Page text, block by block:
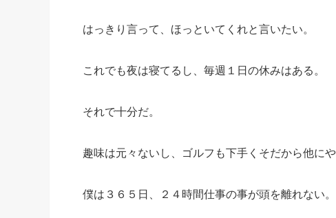
はっきり言って、ほっといてくれと言いたい。
これでも夜は寝てるし、毎週１日の休みはある。
それで十分だ。
趣味は元々ないし、ゴルフも下手くそだから他にや
僕は３６５日、２４時間仕事の事が頭を離れない。